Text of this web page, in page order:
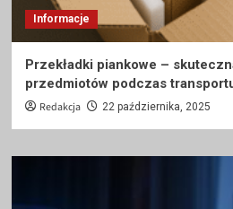
Informacje
Przekładki piankowe –
przedmiotów podczas
Redakcja 22 października, 2025